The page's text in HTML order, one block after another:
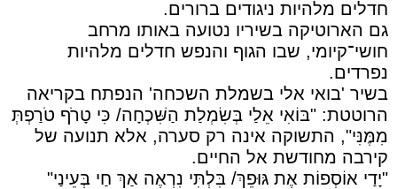
חדלים מלהיות ניגודים ברורים.
גם הארוטיקה בשיריו נטועה באותו מרחב
חושי־קיומי, שבו הגוף והנפש חדלים מלהיות
נפרדים.
בשיר 'בואי אלי בשמלת השכחה' הנפתח בקריאה
הרוטטת: "בּוֹאִי אֵלַי בְּשִׂמְלַת הַשִּׁכְחָה/ כִּי טָרֹף טֹרַפְתְּ
מִמֶּנִּי", התשוקה אינה רק סערה, אלא תנועה של
קירבה מחודשת אל החיים.
"יָדַי אוֹסְפוֹת אֶת גּוּפֵךְ/ בִּלְתִּי נִרְאֶה אַךְ חַי בְּעֵינַי"